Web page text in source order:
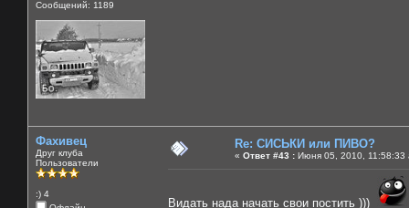
Сообщений: 1189
Фахивец
Друг клуба
Пользователи
:) 4
Re: СИСЬКИ или ПИВО?
« Ответ #43 : Июня 05, 2010, 11:58:33
Видать нада начать свои постить )))